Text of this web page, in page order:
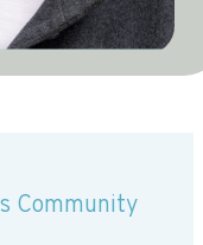
Community